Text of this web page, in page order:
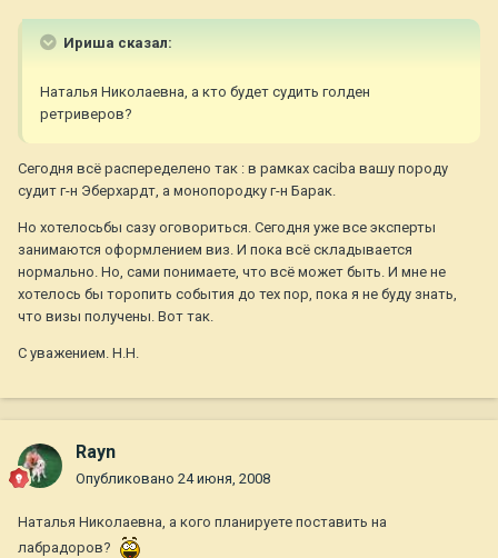
Ириша сказал:
Наталья Николаевна, а кто будет судить голден
ретриверов?
Сегодня всё распеределено так : в рамках cacibа вашу породу
судит г-н Эберхардт, а монопородку г-н Барак.
Но хотелосьбы сазу оговориться. Сегодня уже все эксперты
занимаются оформлением виз. И пока всё складывается
нормально. Но, сами понимаете, что всё может быть. И мне не
хотелось бы торопить события до тех пор, пока я не буду знать,
что визы получены. Вот так.
С уважением. Н.Н.
Rayn
Опубликовано 24 июня, 2008
Наталья Николаевна, а кого планируете поставить на
лабрадоров?